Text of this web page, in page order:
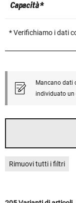
Capacità *
* Verifichiamo i dati
Mancano dati
individuato un
Rimuovi tutti i filtri